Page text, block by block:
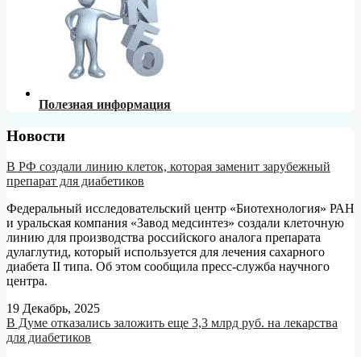
Полезная информация
Новости
В РФ создали линию клеток, которая заменит зарубежный
препарат для диабетиков
Федеральный исследовательский центр «Биотехнология» РАН
и уральская компания «Завод медсинтез» создали клеточную
линию для производства российского аналога препарата
дулаглутид, который используется для лечения сахарного
диабета II типа. Об этом сообщила пресс-служба научного
центра.
19 Декабрь, 2025
В Думе отказались заложить еще 3,3 млрд руб. на лекарства
для диабетиков